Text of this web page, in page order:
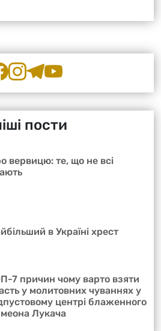
пости
вервицю: те, що не всі
в Україні хрест
7 причин чому варто взяти
у молитовних чуваннях у
центрі блаженного
Лукача